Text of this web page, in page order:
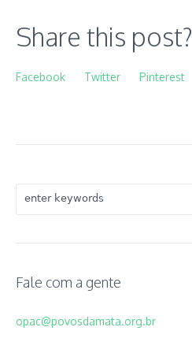
Share this post?
Facebook Twitter Pinterest
Fale com a gente
opac@povosdamata.org.br